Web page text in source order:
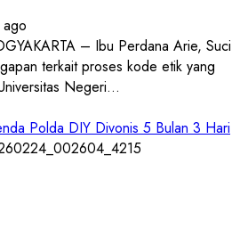
– Ibu Perdana Arie, Suci
terkait proses kode etik yang
Negeri...
Polda DIY Divonis 5 Bulan 3 Hari